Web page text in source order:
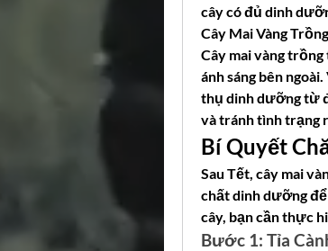
cây có đủ dinh
Cây Mai Vàng
Cây mai vàng
ánh sáng bên
thụ dinh dưỡng từ
và tránh tình trạng
Bí Quyết
Sau Tết, cây mai
chất dinh dưỡng
cây, bạn cần thực
Bước 1: Tỉa